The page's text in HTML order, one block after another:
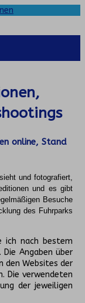
online, Stand
und fotografiert,
und es gibt
Besuche
des Fuhrparks
ich nach bestem
Die Angaben über
den Websites der
Die verwendeten
der jeweiligen